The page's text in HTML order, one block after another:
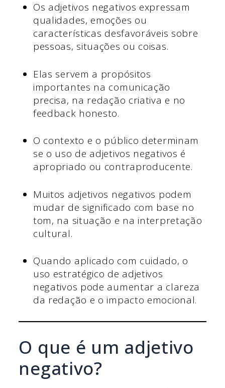
Os adjetivos negativos expressam
qualidades, emoções ou
características desfavoráveis sobre
pessoas, situações ou coisas.
Elas servem a propósitos
importantes na comunicação
precisa, na redação criativa e no
feedback honesto.
O contexto e o público determinam
se o uso de adjetivos negativos é
apropriado ou contraproducente.
Muitos adjetivos negativos podem
mudar de significado com base no
tom, na situação e na interpretação
cultural.
Quando aplicado com cuidado, o
uso estratégico de adjetivos
negativos pode aumentar a clareza
da redação e o impacto emocional.
O que é um adjetivo
negativo?